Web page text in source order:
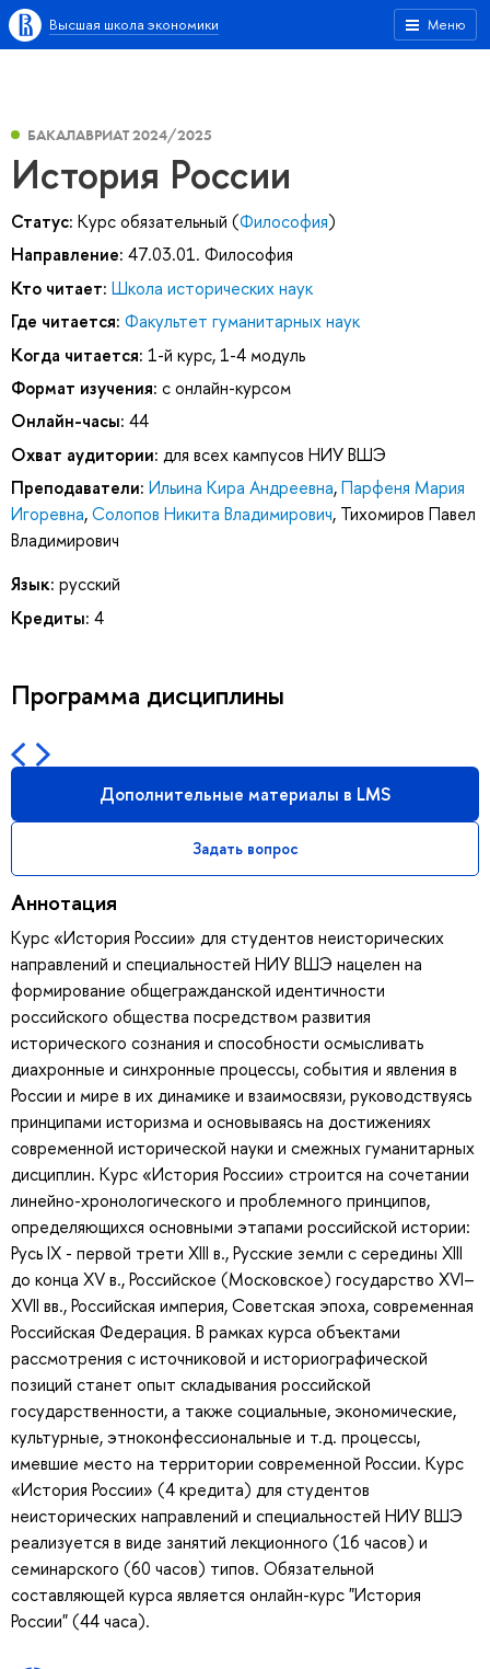
Меню
Высшая школа экономики
БАКАЛАВРИАТ 2024/2025
История России
Статус: Курс обязательный (Философия)
Направление: 47.03.01. Философия
Кто читает: Школа исторических наук
Где читается: Факультет гуманитарных наук
Когда читается: 1-й курс, 1-4 модуль
Формат изучения: с онлайн-курсом
Онлайн-часы: 44
Охват аудитории: для всех кампусов НИУ ВШЭ
Преподаватели: Ильина Кира Андреевна,Парфеня Мария
Игоревна,Солопов Никита Владимирович, Тихомиров Павел
Владимирович
Язык: русский
Кредиты: 4
Программа дисциплины
Дополнительные материалы в LMS
Задать вопрос
Аннотация
Курс «История России» для студентов неисторических
направлений и специальностей НИУ ВШЭ нацелен на
формирование общегражданской идентичности
российского общества посредством развития
исторического сознания и способности осмысливать
диахронные и синхронные процессы, события и явления в
России и мире в их динамике и взаимосвязи, руководствуясь
принципами историзма и основываясь на достижениях
современной исторической науки и смежных гуманитарных
дисциплин. Курс «История России» строится на сочетании
линейно-хронологического и проблемного принципов,
определяющихся основными этапами российской истории:
Русь IX - первой трети XIII в., Русские земли с середины XIII
до конца XV в., Российское (Московское) государство XVI–
XVII вв., Российская империя, Советская эпоха, современная
Российская Федерация. В рамках курса объектами
рассмотрения с источниковой и историографической
позиций станет опыт складывания российской
государственности, а также социальные, экономические,
культурные, этноконфессиональные и т.д. процессы,
имевшие место на территории современной России. Курс
«История России» (4 кредита) для студентов
неисторических направлений и специальностей НИУ ВШЭ
реализуется в виде занятий лекционного (16 часов) и
семинарского (60 часов) типов. Обязательной
составляющей курса является онлайн-курс "История
России" (44 часа).